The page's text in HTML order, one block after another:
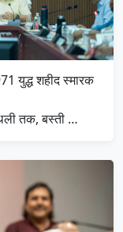
युद्ध शहीद स्मारक
तक, बस्ती …